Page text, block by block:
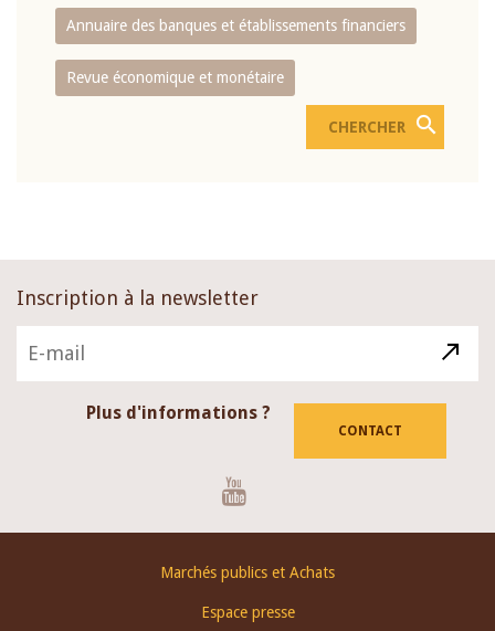
Annuaire des banques et établissements financiers
Revue économique et monétaire
Inscription à la newsletter
Plus d'informations ?
CONTACT
Marchés publics et Achats
Espace presse